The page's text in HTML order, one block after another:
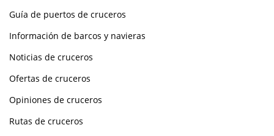
Guía de puertos de cruceros
Información de barcos y navieras
Noticias de cruceros
Ofertas de cruceros
Opiniones de cruceros
Rutas de cruceros